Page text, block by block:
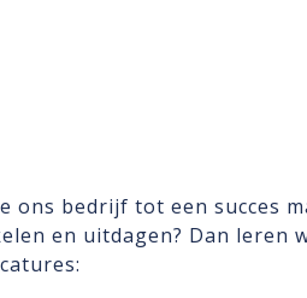
ons bedrijf tot een succes
en uitdagen? Dan leren